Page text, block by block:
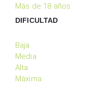
Más de 18 años
DIFICULTAD
Baja
Media
Alta
Máxima